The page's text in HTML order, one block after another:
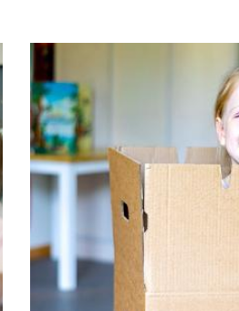
mestring og trivsel. Samtidig
med andre barn.